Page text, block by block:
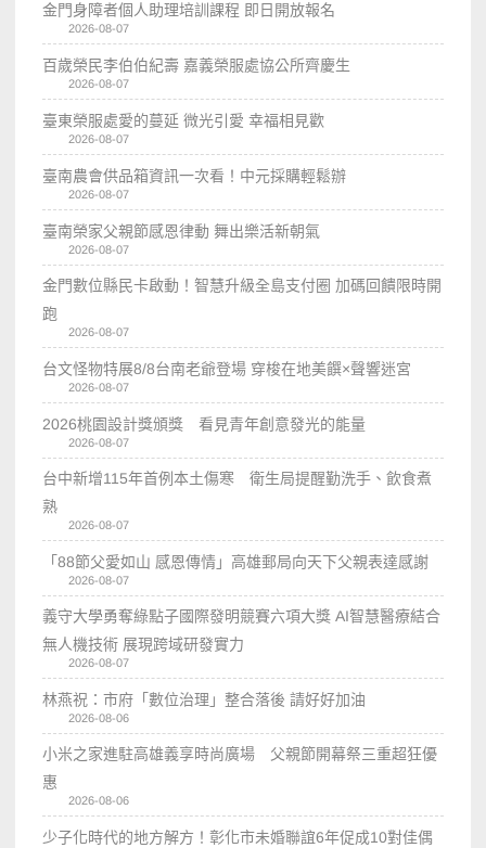
金門身障者個人助理培訓課程 即日開放報名
2026-08-07
百歲榮民李伯伯紀壽 嘉義榮服處協公所齊慶生
2026-08-07
臺東榮服處愛的蔓延 微光引愛 幸福相見歡
2026-08-07
臺南農會供品箱資訊一次看！中元採購輕鬆辦
2026-08-07
臺南榮家父親節感恩律動 舞出樂活新朝氣
2026-08-07
金門數位縣民卡啟動！智慧升級全島支付圈 加碼回饋限時開
跑
2026-08-07
台文怪物特展8/8台南老爺登場 穿梭在地美饌×聲響迷宮
2026-08-07
2026桃園設計獎頒獎 看見青年創意發光的能量
2026-08-07
台中新增115年首例本土傷寒 衛生局提醒勤洗手、飲食煮
熟
2026-08-07
「88節父愛如山 感恩傳情」高雄郵局向天下父親表達感謝
2026-08-07
義守大學勇奪綠點子國際發明競賽六項大獎 AI智慧醫療結合
無人機技術 展現跨域研發實力
2026-08-07
林燕祝：市府「數位治理」整合落後 請好好加油
2026-08-06
小米之家進駐高雄義享時尚廣場 父親節開幕祭三重超狂優
惠
2026-08-06
少子化時代的地方解方！彰化市未婚聯誼6年促成10對佳偶